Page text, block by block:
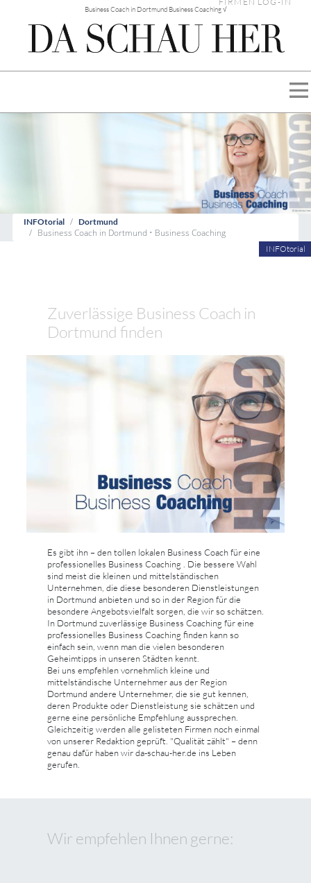
Business Coach in Dortmund Business Coaching √
INFOtorial Dortmund
Business Coach in Dortmund • Business Coaching
INFOtorial
Zuverlässige Business Coach in
Dortmund finden
Es gibt ihn – den tollen lokalen Business Coach für eine
professionelles Business Coaching . Die bessere Wahl
sind meist die kleinen und mittelständischen
Unternehmen, die diese besonderen Dienstleistungen
in Dortmund anbieten und so in der Region für die
besondere Angebotsvielfalt sorgen, die wir so schätzen.
In Dortmund zuverlässige Business Coaching für eine
professionelles Business Coaching finden kann so
einfach sein, wenn man die vielen besonderen
Geheimtipps in unseren Städten kennt.
Bei uns empfehlen vornehmlich kleine und
mittelständische Unternehmer aus der Region
Dortmund andere Unternehmer, die sie gut kennen,
deren Produkte oder Dienstleistung sie schätzen und
gerne eine persönliche Empfehlung aussprechen.
Gleichzeitig werden alle gelisteten Firmen noch einmal
von unserer Redaktion geprüft. "Qualität zählt" – denn
genau dafür haben wir da-schau-her.de ins Leben
gerufen.
Wir empfehlen Ihnen gerne: